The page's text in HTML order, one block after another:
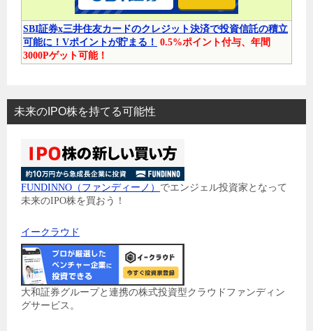
SBI証券x三井住友カードのクレジット決済で投資信託の積立
可能に！Vポイントが貯まる！ 0.5%ポイント付与、年間
3000Pゲット可能！
未来のIPO株を持てる可能性
FUNDINNO（ファンディーノ） でエンジェル投資家となって
未来のIPO株を買おう！
イークラウド
大和証券グループと連携の株式投資型クラウドファンディン
グサービス。